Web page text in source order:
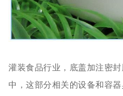
灌装食品行业，底盖加注密
中，这部分相关的设备和容